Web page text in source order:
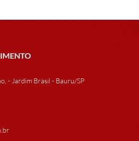
- Jardim Brasil - Bauru/SP